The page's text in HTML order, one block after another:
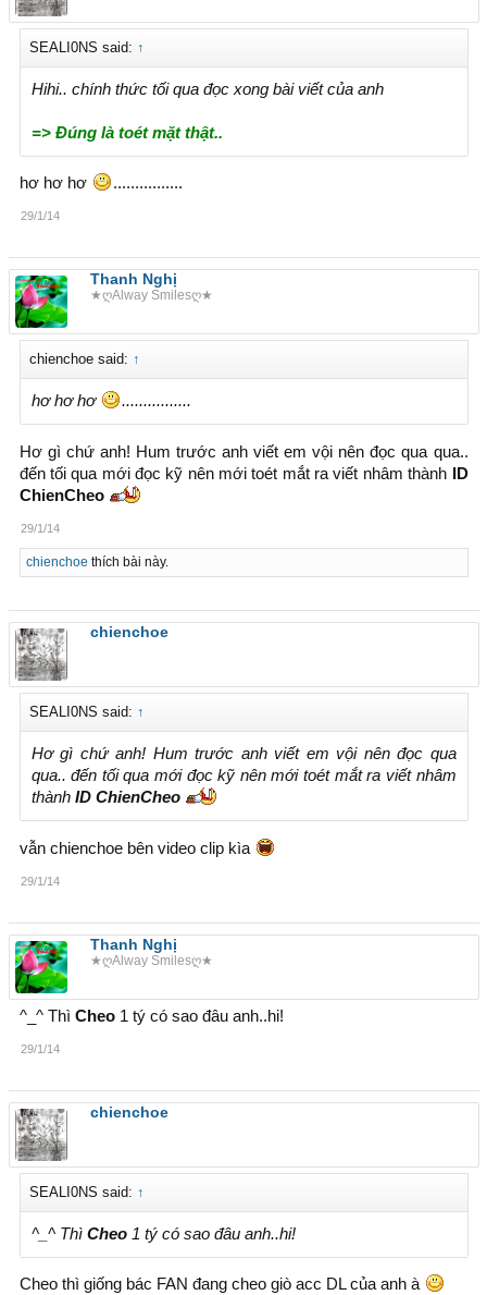
SEALI0NS said: ↑
Hihi.. chính thức tối qua đọc xong bài viết của anh
=> Đúng là toét mặt thật..
hơ hơ hơ ................
29/1/14
Thanh Nghị
★ღAlway Smilesღ★
chienchoe said: ↑
hơ hơ hơ ................
Hơ gì chứ anh! Hum trước anh viết em vội nên đọc qua qua..
đến tối qua mới đọc kỹ nên mới toét mắt ra viết nhâm thành
ID
ChienCheo
29/1/14
chienchoe thích bài này.
chienchoe
SEALI0NS said: ↑
Hơ gì chứ anh! Hum trước anh viết em vội nên đọc qua
qua.. đến tối qua mới đọc kỹ nên mới toét mắt ra viết nhâm
thành ID ChienCheo
vẫn chienchoe bên video clip kìa
29/1/14
Thanh Nghị
★ღAlway Smilesღ★
^_^ Thì Cheo 1 tý có sao đâu anh..hi!
29/1/14
chienchoe
SEALI0NS said: ↑
^_^ Thì Cheo 1 tý có sao đâu anh..hi!
Cheo thì giống bác FAN đang cheo giò acc DL của anh à